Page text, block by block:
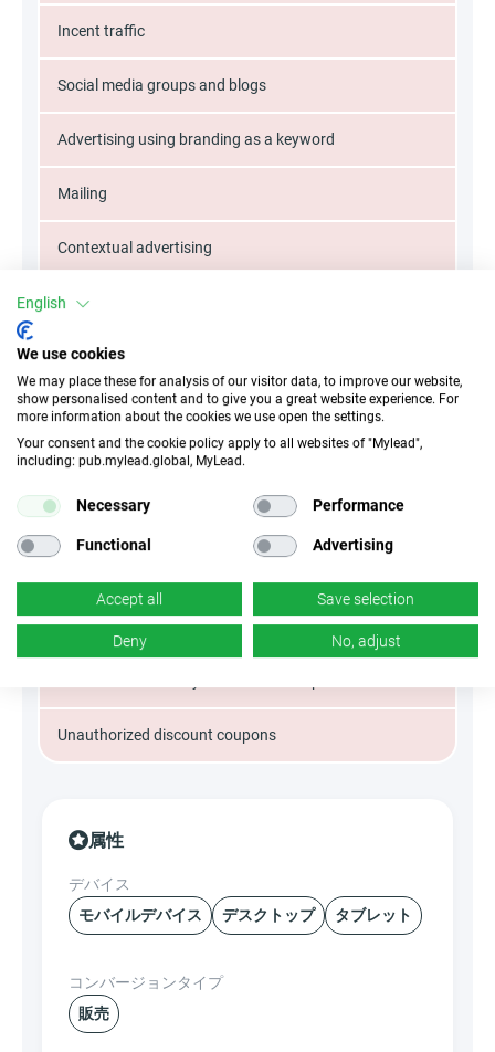
Incent traffic
Social media groups and blogs
Advertising using branding as a keyword
Mailing
Contextual advertising
Unauthorized coupons
Brand bidding
Typos
Keywords
Unauthorized banners
SEM
Unauthorized discount coupons
属性
デバイス
モバイルデバイス
デスクトップ タブレット
コンバージョンタイプ
販売
English
We use cookies
We may place these for analysis of our visitor data, to improve our website,
show personalised content and to give you a great website experience. For
more information about the cookies we use open the settings.
Your consent and the cookie policy apply to all websites of "Mylead",
including: pub.mylead.global, MyLead.
Necessary Performance
Functional Advertising
Accept all Save selection
Deny No, adjust